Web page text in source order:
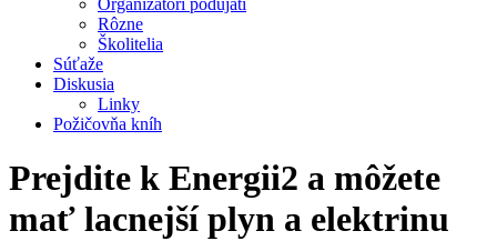
Organizátori podujatí
Rôzne
Školitelia
Súťaže
Diskusia
Linky
Požičovňa kníh
Prejdite k Energii2 a môžete
mať lacnejší plyn a elektrinu